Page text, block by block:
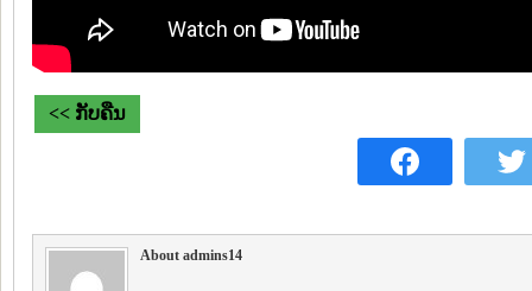
<< ກັບຄືນ
About admins14